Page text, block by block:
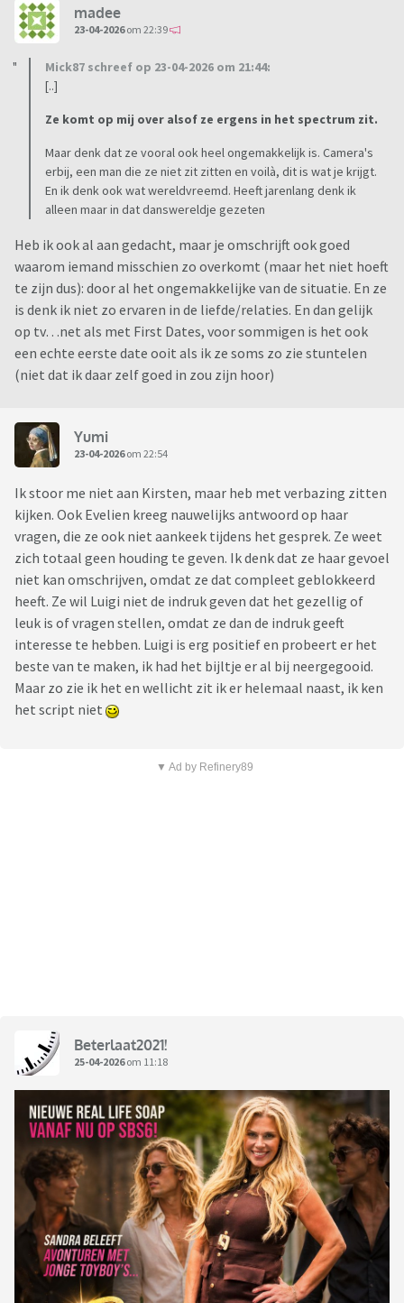
madee
23-04-2026om 22:39
Mick87 schreef op 23-04-2026 om 21:44:
[..]
Ze komt op mij over alsof ze ergens in het spectrum zit.
Maar denk dat ze vooral ook heel ongemakkelijk is. Camera's
erbij, een man die ze niet zit zitten en voilà, dit is wat je krijgt.
En ik denk ook wat wereldvreemd. Heeft jarenlang denk ik
alleen maar in dat danswereldje gezeten
Heb ik ook al aan gedacht, maar je omschrijft ook goed
waarom iemand misschien zo overkomt (maar het niet hoeft
te zijn dus): door al het ongemakkelijke van de situatie. En ze
is denk ik niet zo ervaren in de liefde/relaties. En dan gelijk
op tv…net als met First Dates, voor sommigen is het ook
een echte eerste date ooit als ik ze soms zo zie stuntelen
(niet dat ik daar zelf goed in zou zijn hoor)
Yumi
23-04-2026om 22:54
Ik stoor me niet aan Kirsten, maar heb met verbazing zitten
kijken. Ook Evelien kreeg nauwelijks antwoord op haar
vragen, die ze ook niet aankeek tijdens het gesprek. Ze weet
zich totaal geen houding te geven. Ik denk dat ze haar gevoel
niet kan omschrijven, omdat ze dat compleet geblokkeerd
heeft. Ze wil Luigi niet de indruk geven dat het gezellig of
leuk is of vragen stellen, omdat ze dan de indruk geeft
interesse te hebben. Luigi is erg positief en probeert er het
beste van te maken, ik had het bijltje er al bij neergegooid.
Maar zo zie ik het en wellicht zit ik er helemaal naast, ik ken
het script niet
▼ Ad by Refinery89
Beterlaat2021!
25-04-2026om 11:18